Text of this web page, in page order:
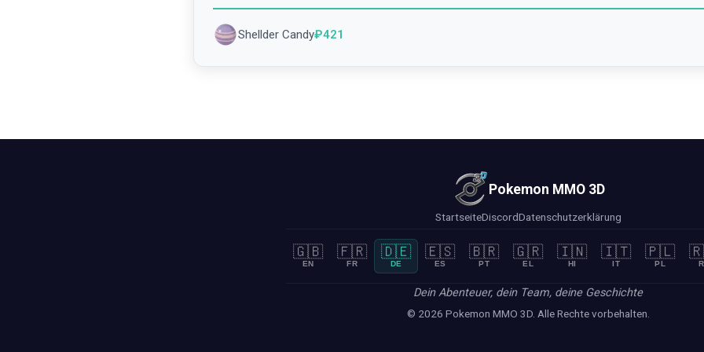
Shellder Candy₽421
Pokemon MMO 3D
StartseiteDiscordDatenschutzerklärung
🇬🇧
EN
🇫🇷
FR
🇩🇪
DE
🇪🇸
ES
🇧🇷
PT
🇬🇷
EL
🇮🇳
HI
🇮🇹
IT
🇵🇱
PL
Dein Abenteuer, dein Team, deine Geschichte
© 2026 Pokemon MMO 3D. Alle Rechte vorbehalten.